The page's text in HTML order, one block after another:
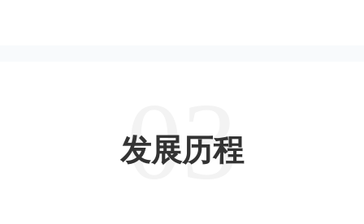
03
发展历程